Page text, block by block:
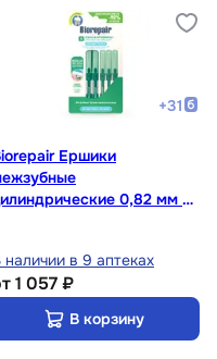
+31
Ершики
0,82 мм 5
наличии в 9 аптеках
1 057 ₽
В корзину